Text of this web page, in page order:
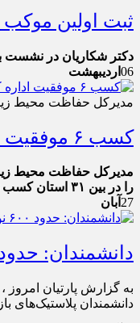
ثبت اولین
دکتر شکاریان در نشست
06 اردیبهشت
مدیرکل حفاظت محيط
کسب ۶ موفقیت اداره کل محیط زیست استان
مدیرکل حفاظت محيط
را در بین ۳۱ استان کسب نمود
27 آبان
دانشمندان: حدود ۶۰۰ نوع ماده سمی خطرناک در پلاستیک‌های بازیافتی وجود
دانشمندان پلاستیک‌های